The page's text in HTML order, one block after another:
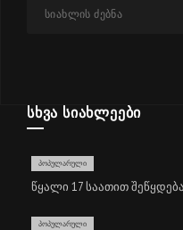
ᲡᲮᲕᲐ ᲡᲘᲐᲮᲚᲔᲔᲑᲘ
ᲞᲝᲞᲣᲚᲐᲠᲣᲚᲘ
წყალი 17 საათით
ᲞᲝᲞᲣᲚᲐᲠᲣᲚᲘ